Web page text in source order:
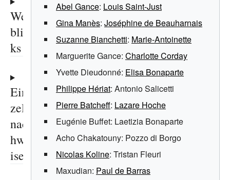
Abel Gance: Louis Saint-Just
Gina Manès: Joséphine de Beauharnais
Suzanne Bianchetti: Marie-Antoinette
Marguerite Gance: Charlotte Corday
Yvette Dieudonné: Elisa Bonaparte
Philippe Hériat: Antonio Salicetti
Pierre Batcheff: Lazare Hoche
Eugénie Buffet: Laetizia Bonaparte
Acho Chakatouny: Pozzo di Borgo
Nicolas Koline: Tristan Fleuri
Maxudian: Paul de Barras
We
blin
ks
Ein
zel
nac
hwe
ise